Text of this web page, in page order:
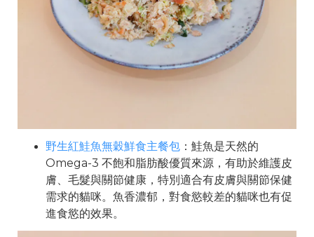
野生紅鮭魚無穀鮮食主餐包 ：鮭魚是天然的
Omega-3 不飽和脂肪酸優質來源，有助於維護皮
膚、毛髮與關節健康，特別適合有皮膚與關節保健
需求的貓咪。魚香濃郁，對食慾較差的貓咪也有促
進食慾的效果。